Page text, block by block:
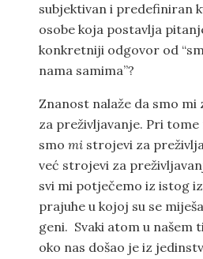
subjektivan i predefiniran
osobe koja postavlja
konkretniji odgovor od
nama samima”?
Znanost nalaže da smo
za preživljavanje. Pri tome
smomi strojevi za
već strojevi za
svi mi potječemo iz istog
prajuhe u kojoj su se
geni. Svaki atom u našem
oko nas došao je iz